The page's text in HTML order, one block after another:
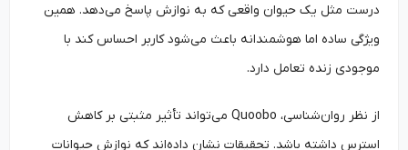
درست مثل یک حیوان واقعی که به نوازش پاسخ می‌دهد. همین
ویژگی ساده اما هوشمندانه باعث می‌شود کاربر احساس کند با
موجودی زنده تعامل دارد.
از نظر روان‌شناسی، Quoobo می‌تواند تأثیر مثبتی بر کاهش
استرس داشته باشد. تحقیقات نشان داده‌اند که نوازش حیوانات